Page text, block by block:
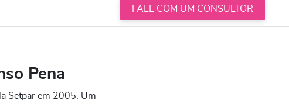
FALE COM UM CONSULTOR
Pena
Setpar em 2005. Um